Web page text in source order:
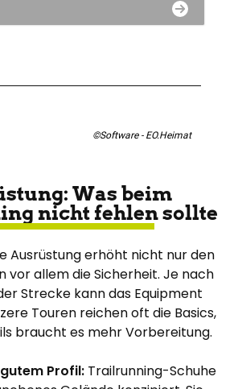
©Software - EO.Heimat
Was beim
nicht fehlen sollte
Ausrüstung erhöht nicht nur den
vor allem die Sicherheit. Je nach
Strecke kann das Equipment
Touren reichen oft die Basics,
braucht es mehr Vorbereitung.
Profil: Trailrunning-Schuhe